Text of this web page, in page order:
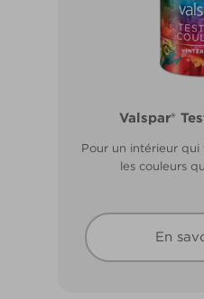
Valspar®
Pour un intérieur qui
les couleurs
En
Valspar® Pro
Résiste aux fissures